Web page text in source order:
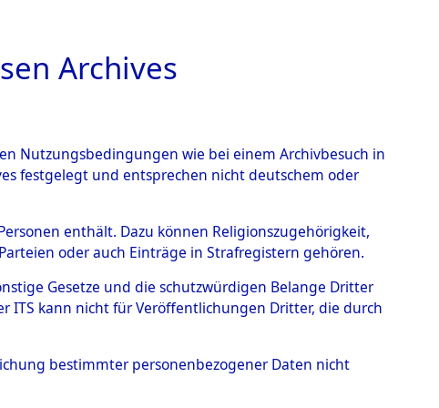
BILD
- Kupferberg→0002
Archives
Nutzungsbedingungen wie bei einem Archivbesuch in
festgelegt und entsprechen nicht deutschem oder
enthält. Dazu können Religionszugehörigkeit,
oder auch Einträge in Strafregistern gehören.
Gesetze und die schutzwürdigen Belange Dritter
ITS kann nicht für Veröffentlichungen Dritter, die durch
bestimmter personenbezogener Daten nicht